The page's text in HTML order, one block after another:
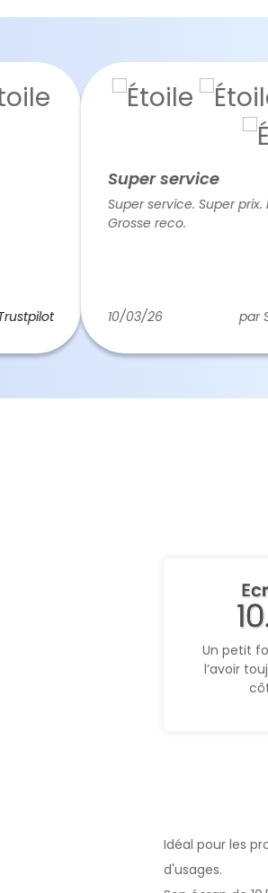
Super service
Super service. Super prix. Et
Grosse reco.
10/03/26 par
Un petit
l’avoir
Idéal pour les
d'usages.